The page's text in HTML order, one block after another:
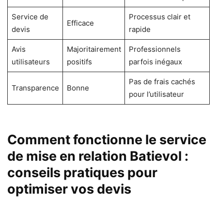
Service de
devis
Efficace
Processus clair et
rapide
Avis
utilisateurs
Majoritairement
positifs
Professionnels
parfois inégaux
Transparence Bonne
Pas de frais cachés
pour l’utilisateur
Comment fonctionne le service
de mise en relation Batievol :
conseils pratiques pour
optimiser vos devis